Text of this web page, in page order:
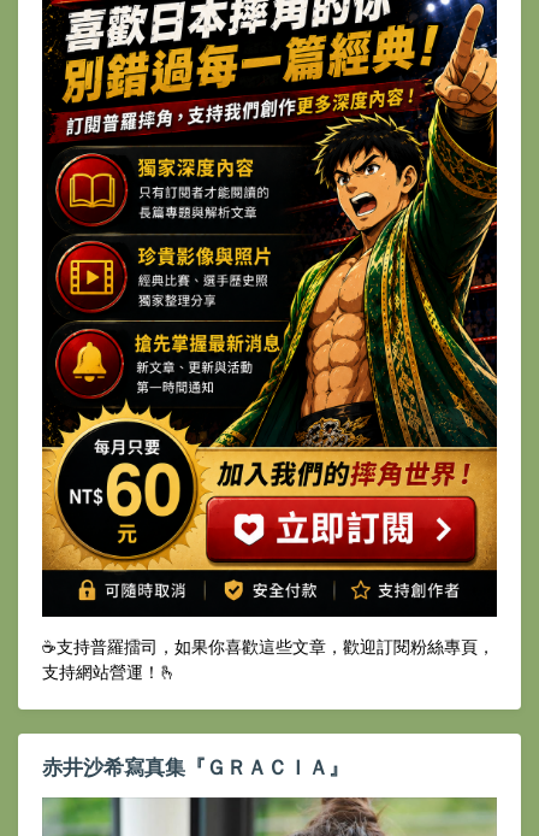
☕️支持普羅擂司，如果你喜歡這些文章，歡迎訂閱粉絲專頁，
支持網站營運！🫰
赤井沙希寫真集『ＧＲＡＣＩＡ』